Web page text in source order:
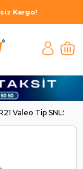
Kargo!
Valeo Tip SNLS550